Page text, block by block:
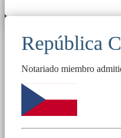
República
Notariado miembro